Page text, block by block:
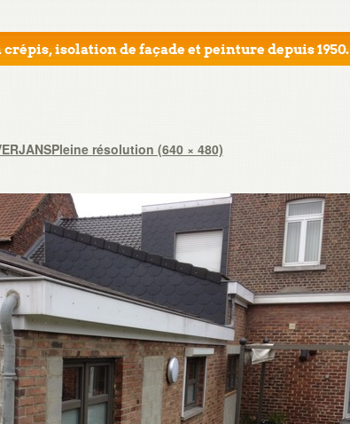
isolation de façade et peinture depuis 1950.
Pleine résolution (640 × 480)